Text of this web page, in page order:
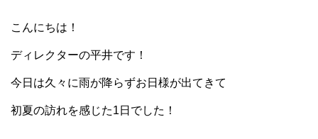
こんにちは！
ディレクターの平井です！
今日は久々に雨が降らずお日様が出てきて
初夏の訪れを感じた1日でした！